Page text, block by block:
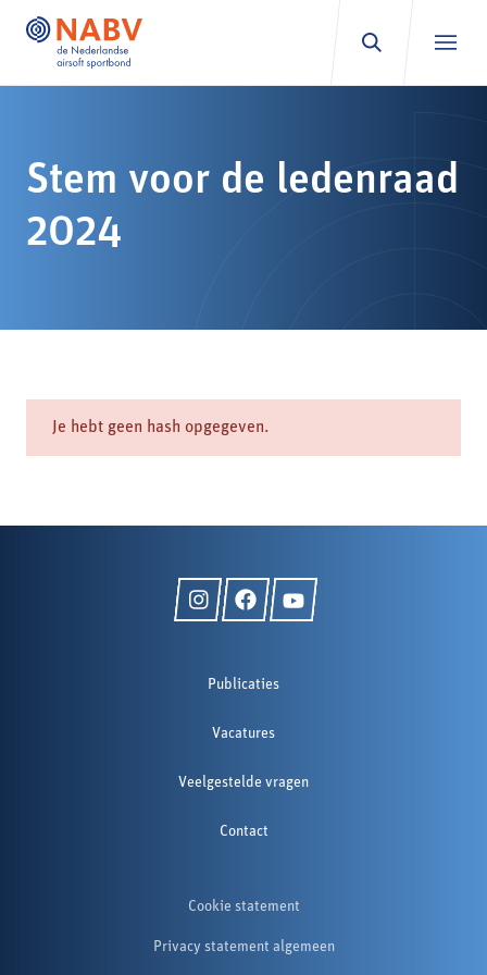
Stem voor de ledenraad
2024
Je hebt geen hash opgegeven.
Publicaties
Vacatures
Veelgestelde vragen
Contact
Cookie statement
Privacy statement algemeen